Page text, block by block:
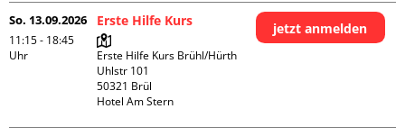
So. 13.09.2026
11:15 - 18:45
Uhr
Erste Hilfe Kurs
Erste Hilfe Kurs Brühl/Hürth
Uhlstr 101
50321 Brül
Hotel Am Stern
jetzt anmelden